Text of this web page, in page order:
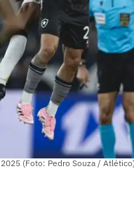
(Foto: Pedro Souza / Atlético)